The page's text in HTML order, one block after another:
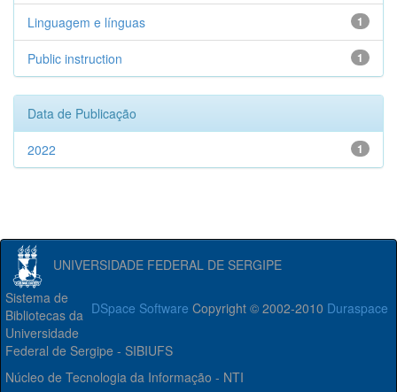
1
Linguagem e línguas
1
Public instruction
Data de Publicação
1
2022
UNIVERSIDADE FEDERAL DE SERGIPE
DSpace Software Copyright © 2002-2010 Duraspace
Sistema de
Bibliotecas da
Universidade
Federal de Sergipe - SIBIUFS
Núcleo de Tecnologia da Informação - NTI